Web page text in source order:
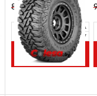
816,20 BYN
235
/
75
R15